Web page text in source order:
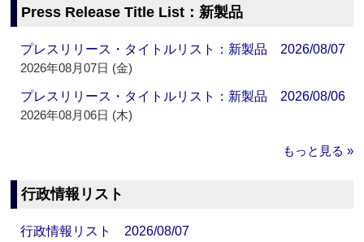
Press Release Title List：新製品
プレスリリース・タイトルリスト：新製品 2026/08/07
2026年08月07日 (金)
プレスリリース・タイトルリスト：新製品 2026/08/06
2026年08月06日 (木)
もっと見る »
行政情報リスト
行政情報リスト 2026/08/07